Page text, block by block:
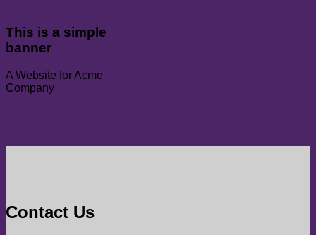
This is a simple
banner
A Website for Acme
Company
Contact Us